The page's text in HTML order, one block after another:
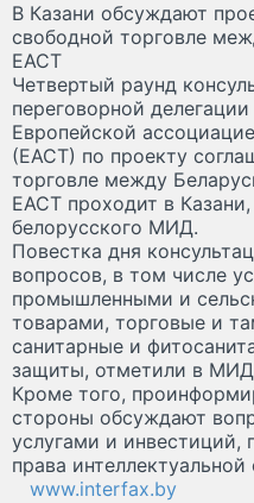
В Казани обсуждают
свободной торговле
ЕАСТ
Четвертый раунд
переговорной
Европейской
(ЕАСТ) по проекту
торговле между
ЕАСТ проходит в
белорусского МИД.
Повестка дня
вопросов, в том числе
промышленными и
товарами, торговые и
санитарные и
защиты, отметили в
Кроме того,
стороны обсуждают
услугами и инвестиций,
права интеллектуальной
www.interfax.by